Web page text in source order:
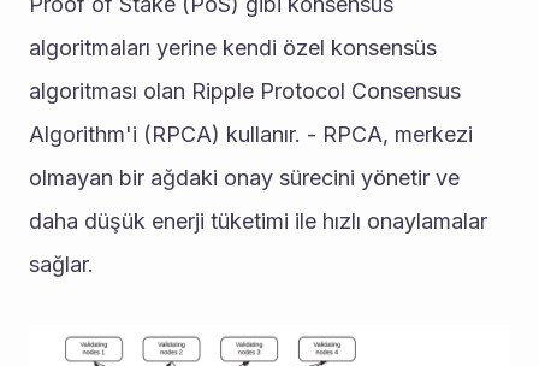
algoritmaları yerine kendi özel konsensüs
algoritması olan Ripple Protocol Consensus
Algorithm'i (RPCA) kullanır. - RPCA, merkezi
olmayan bir ağdaki onay sürecini yönetir ve
daha düşük enerji tüketimi ile hızlı onaylamalar
sağlar.